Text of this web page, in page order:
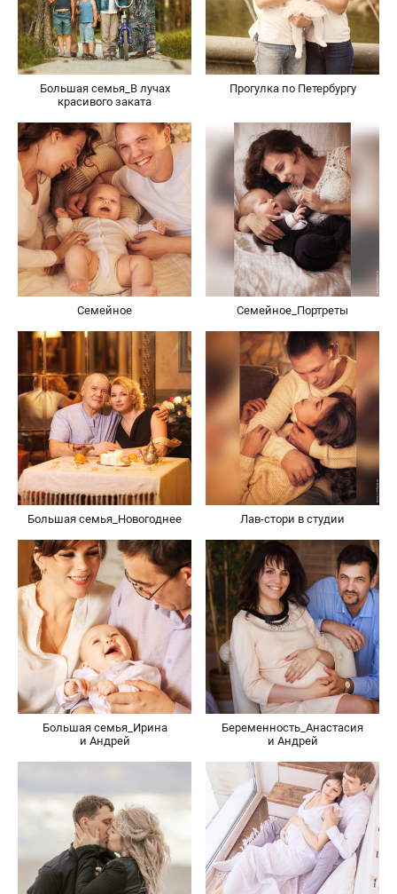
Большая семья_В лучах
красивого заката
Прогулка по Петербургу
Семейное Семейное_Портреты
Большая семья_Новогоднее Лав-стори в студии
Большая семья_Ирина
и Андрей
Беременность_Анастасия
и Андрей